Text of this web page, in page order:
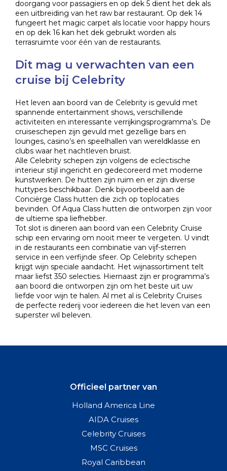
doorgang voor passagiers en op dek 5 dient het dek als
een uitbreiding van het raw bar restaurant. Op dek 14
fungeert het magic carpet als locatie voor happy hours
en op dek 16 kan het dek gebruikt worden als
terrasruimte voor één van de restaurants.
Dit mag u verwachten van een
cruise bij Celebrity
Het leven aan boord van de Celebrity is gevuld met
spannende entertainment shows, verschillende
activiteiten en interessante verrijkingsprogramma’s. De
cruiseschepen zijn gevuld met gezellige bars en
lounges, casino’s en speelhallen van wereldklasse en
clubs waar het nachtleven bruist.
Alle Celebrity schepen zijn volgens de eclectische
interieur stijl ingericht en gedecoreerd met moderne
kunstwerken. De hutten zijn ruim en er zijn diverse
huttypes beschikbaar. Denk bijvoorbeeld aan de
Conciërge Class hutten die zich op toplocaties
bevinden. Of Aqua Class hutten die ontworpen zijn voor
de ultieme spa liefhebber.
Tot slot is dineren aan boord van een Celebrity Cruise
schip een ervaring om nooit meer te vergeten. U vindt
in de restaurants een combinatie van vijf-sterren
service in een verfijnde sfeer. Op Celebrity schepen
krijgt wijn speciale aandacht. Het wijnassortiment telt
maar liefst 350 selecties. Hiernaast zijn er programma’s
aan boord die ontworpen zijn om het beste uit uw
liefde voor wijn te halen. Al met al is Celebrity Cruises
de perfecte rederij voor iedereen die het leven van een
superster wil beleven.
Officieel partner van
Holland America Line
AIDA Cruises
Celebrity Cruises
MSC Cruises
Royal Caribbean